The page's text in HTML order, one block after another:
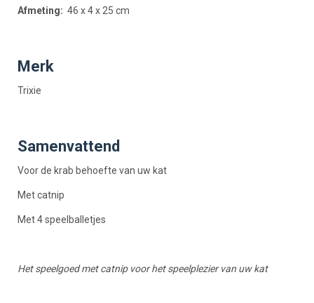
Afmeting: 46 x 4 x 25 cm
Merk
Trixie
Samenvattend
Voor de krab behoefte van uw kat
Met catnip
Met 4 speelballetjes
Het speelgoed met catnip voor het speelplezier van uw kat